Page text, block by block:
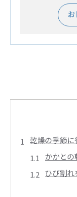
乾燥の季節
かかと
ひび割
かかと